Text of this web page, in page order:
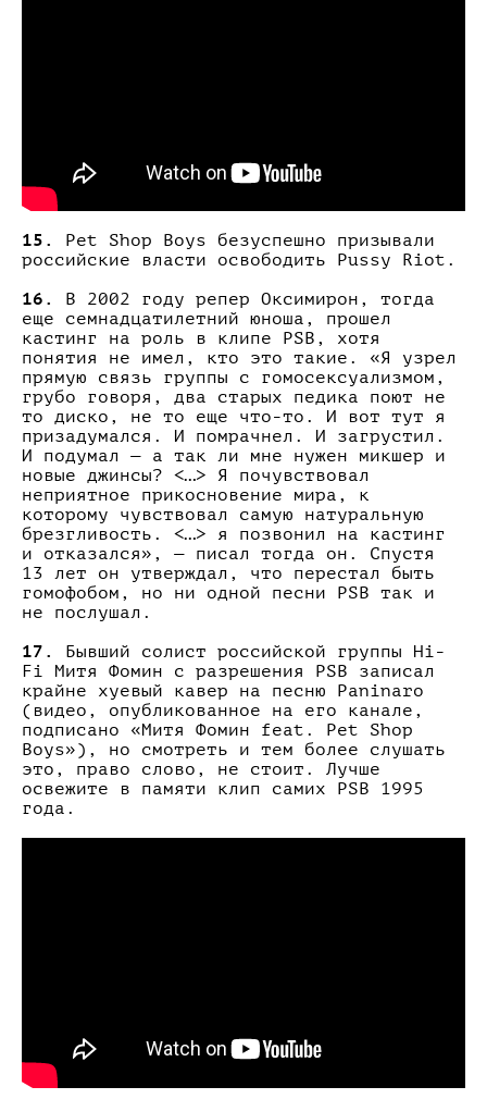
15.
Pet Shop Boys безуспешно призывали
российские власти освободить Pussy Riot.
16.
В 2002 году репер Оксимирон, тогда
еще семнадцатилетний юноша, прошел
кастинг на роль в клипе PSB, хотя
понятия не имел, кто это такие. «Я узрел
прямую связь группы с гомо­сексуализмом,
грубо говоря, два старых педика поют не
то диско, не то еще что-то. И вот тут я
призадумался. И помрачнел. И загрустил.
И подумал — а так ли мне нужен микшер и
новые джинсы? <…> Я почувствовал
неприятное прикосновение мира, к
которому чувствовал самую натуральную
брезгливость. <…> я позвонил на кастинг
и отказался», — писал тогда он. Спустя
13 лет он утверждал, что перестал быть
гомофобом, но ни одной песни PSB так и
не послушал.
17. Бывший солист российской группы Hi-
Fi Митя Фомин c разрешения PSB записал
крайне хуевый кавер на песню Paninaro
(видео, опубликованное на его канале,
подписано «Митя Фомин feat. Pet Shop
Boys»), но смотреть и тем более слушать
это, право слово, не стоит. Лучше
освежите в памяти клип самих PSB 1995
года.